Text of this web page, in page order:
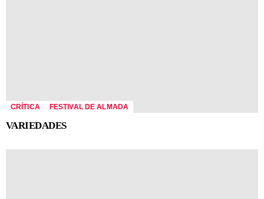
CRÍTICA FESTIVAL DE ALMADA
VARIEDADES